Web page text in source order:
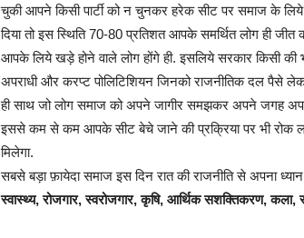
चुकी आपने किसी पार्टी को न चुनकर हरेक सीट पर समाज के
दिया तो इस स्थिति 70-80 प्रतिशत आपके समर्थित लोग ही
आपके लिये खड़े होने वाले लोग होंगे ही. इसलिये सरकार किसी
अपराधी और करप्ट पोलिटिशियन जिनको राजनीतिक दल पैसे
ही साथ जो लोग समाज को अपने जागीर समझकर अपने जगह
इससे कम से कम आपके सीट बेचे जाने की प्रक्रिया पर भी रोक
मिलेगा.
सबसे बड़ा फ़ायेदा समाज इस दिन रात की राजनीति से अपना
स्वास्थ्य, रोजगार, स्वरोजगार, कृषि, आर्थिक सशक्तिकरण, कला,